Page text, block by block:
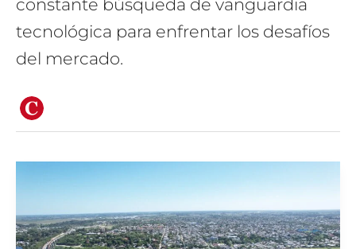
constante búsqueda de vanguardia
tecnológica para enfrentar los desafíos
del mercado.
ZÁRATE
EN
LAS
DECISIONES
INDUSTRIALES